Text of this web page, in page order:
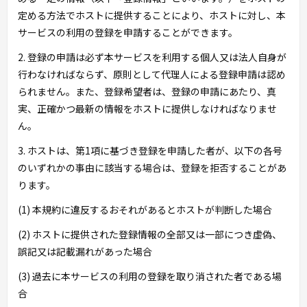
定める方法でホストに提供することにより、ホストに対し、本
サービスの利用の登録を申請することができます。
2. 登録の申請は必ず本サービスを利用する個人又は法人自身が
行わなければならず、原則として代理人による登録申請は認め
られません。また、登録希望者は、登録の申請にあたり、真
実、正確かつ最新の情報をホストに提供しなければなりませ
ん。
3. ホストは、第1項に基づき登録を申請した者が、以下の各号
のいずれかの事由に該当する場合は、登録を拒否することがあ
ります。
(1) 本規約に違反するおそれがあるとホストが判断した場合
(2) ホストに提供された登録情報の全部又は一部につき虚偽、
誤記又は記載漏れがあった場合
(3) 過去に本サービスの利用の登録を取り消された者である場
合